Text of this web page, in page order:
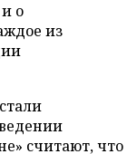
о
из
считают, что